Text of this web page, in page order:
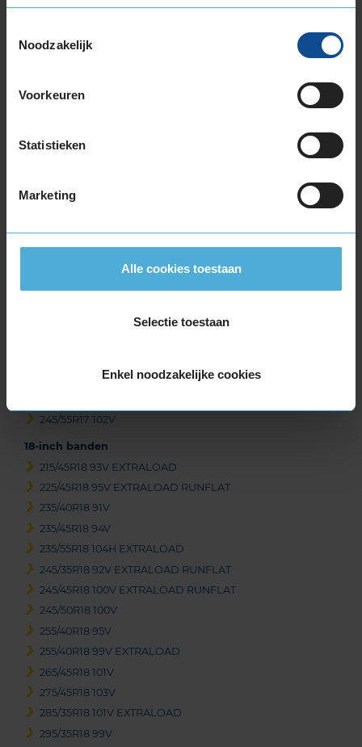
Noodzakelijk
Voorkeuren
Statistieken
Marketing
Alle cookies toestaan
Selectie toestaan
Enkel noodzakelijke cookies
205/50R17 93H EXTRALOAD RUNFLAT
225/50R17 94H RUNFLAT
225/60R17 99H RUNFLAT
245/55R17 102V
18-inch banden
215/45R18 93V EXTRALOAD
225/45R18 95V EXTRALOAD RUNFLAT
235/40R18 91V
235/45R18 94V
235/55R18 104H EXTRALOAD
245/35R18 92V EXTRALOAD RUNFLAT
245/45R18 100V EXTRALOAD RUNFLAT
245/50R18 100V
255/40R18 95V
255/40R18 99V EXTRALOAD
265/45R18 101V
275/45R18 103V
285/35R18 101V EXTRALOAD
295/35R18 99V